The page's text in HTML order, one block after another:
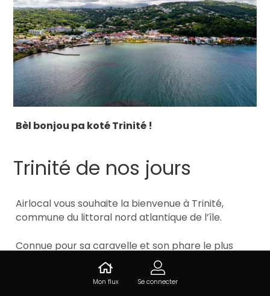
Bèl bonjou pa koté Trinité !
Trinité de nos jours
Airlocal vous souhaite la bienvenue à Trinité,
commune du littoral nord atlantique de l’île.
Connue pour sa caravelle et son phare le plus
haut de France, Trinité est aussi une ville en
Mon flux Se connecter